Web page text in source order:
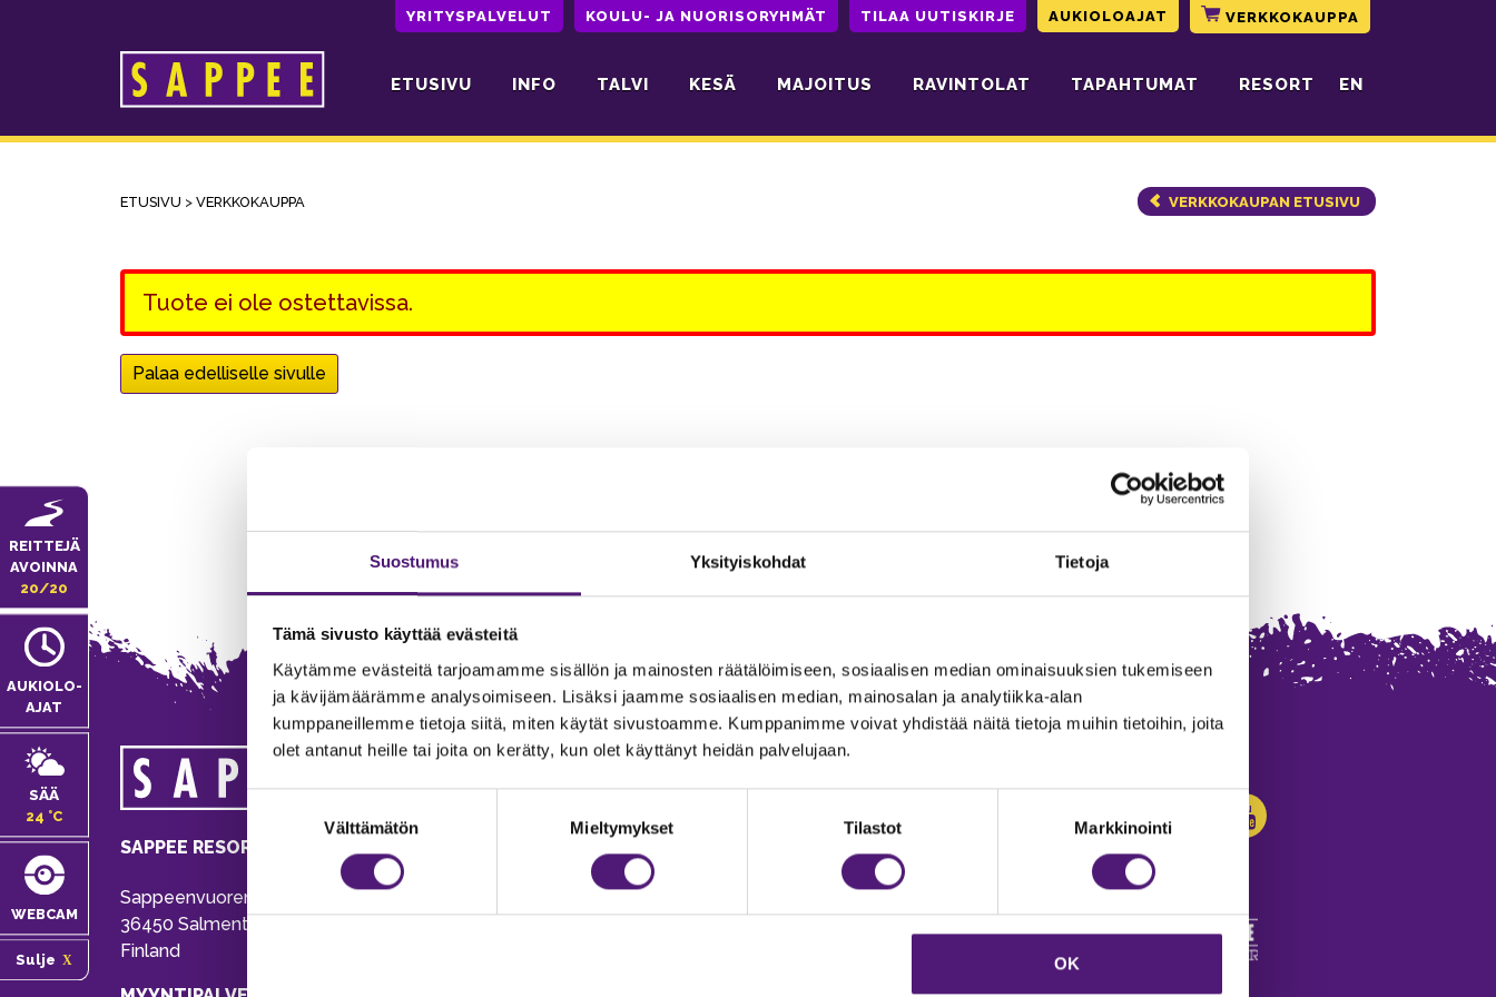
Suostumus Yksityiskohdat Tietoja
Tämä sivusto käyttää evästeitä
Käytämme evästeitä tarjoamamme sisällön ja mainosten räätälöimiseen, sosiaalisen median ominaisuuksien tukemiseen
ja kävijämäärämme analysoimiseen. Lisäksi jaamme sosiaalisen median, mainosalan ja analytiikka-alan
kumppaneillemme tietoja siitä, miten käytät sivustoamme. Kumppanimme voivat yhdistää näitä tietoja muihin tietoihin, joita
olet antanut heille tai joita on kerätty, kun olet käyttänyt heidän palvelujaan.
Välttämätön Mieltymykset Tilastot Markkinointi
OK
YRITYSPALVELUT KOULU- JA NUORISORYHMÄT TILAA UUTISKIRJE AUKIOLOAJAT VERKKOKAUPPA
Päävalikko ETUSIVU INFO TALVI KESÄ MAJOITUS RAVINTOLAT TAPAHTUMAT RESORT EN
REITTEJÄ
AVOINNA
20/20
AUKIOLO­
AJAT
SÄÄ
24 °C
WEBCAM
Sulje
ETUSIVU > VERKKOKAUPPA VERKKOKAUPAN ETUSIVU
Tuote ei ole ostettavissa.
Palaa edelliselle sivulle
SAPPEE RESORT
Sappeenvuorentie 200
36450 Salmentaka, Pälkäne
Finland
MAJOITUS
020 755 9975
majoitus@sappee.fi
Vastuullisuus
Avoimet työpaikat
Anna palautetta
Evästeasetukset